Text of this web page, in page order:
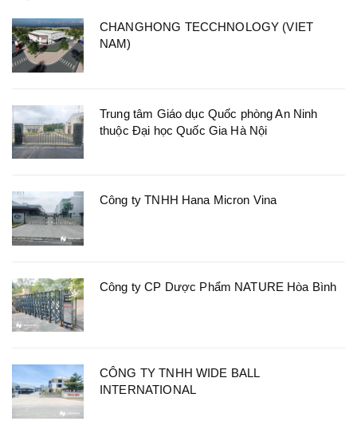
CHANGHONG TECCHNOLOGY (VIET
NAM)
Trung tâm Giáo dục Quốc phòng An Ninh
thuộc Đại học Quốc Gia Hà Nội
Công ty TNHH Hana Micron Vina
Công ty CP Dược Phẩm NATURE Hòa Bình
CÔNG TY TNHH WIDE BALL
INTERNATIONAL